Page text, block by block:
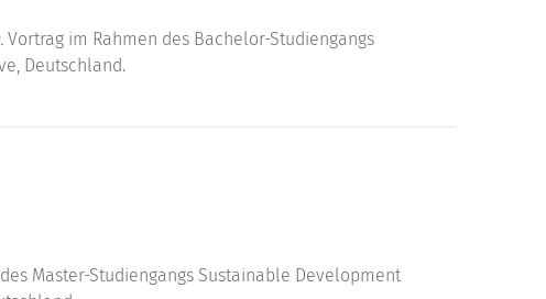
Vortrag im Rahmen des Bachelor-Studiengangs
Deutschland.
Master-Studiengangs Sustainable Development